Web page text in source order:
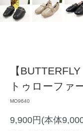
【
トゥローファ
MO9640
9,900円(本体